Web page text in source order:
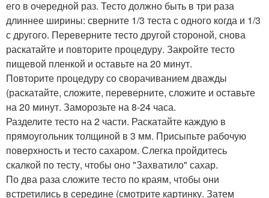
его в очередной раз. Тесто должно быть в три раза
длиннее ширины: сверните 1/3 теста с одного когда и 1/3
с другого. Переверните тесто другой стороной, снова
раскатайте и повторите процедуру. Закройте тесто
пищевой пленкой и оставьте на 20 минут.
Повторите процедуру со сворачиванием дважды
(раскатайте, сложите, переверните, сложите и оставьте
на 20 минут. Заморозьте на 8-24 часа.
Разделите тесто на 2 части. Раскатайте каждую в
прямоугольник толщиной в 3 мм. Присыпьте рабочую
поверхность и тесто сахаром. Слегка пройдитесь
скалкой по тесту, чтобы оно "Захватило" сахар.
По два раза сложите тесто по краям, чтобы они
встретились в середине (смотрите картинку. Затем